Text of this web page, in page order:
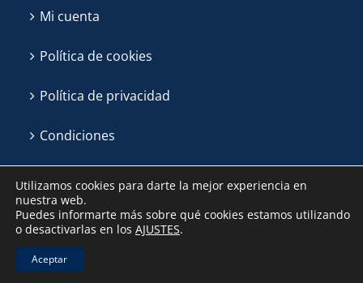
Mi cuenta
Política de cookies
Política de privacidad
Condiciones
Algas La Patrona ©
Utilizamos cookies para darte la mejor experiencia en
nuestra web.
Puedes informarte más sobre qué cookies estamos utilizando
o desactivarlas en los AJUSTES.
Aceptar